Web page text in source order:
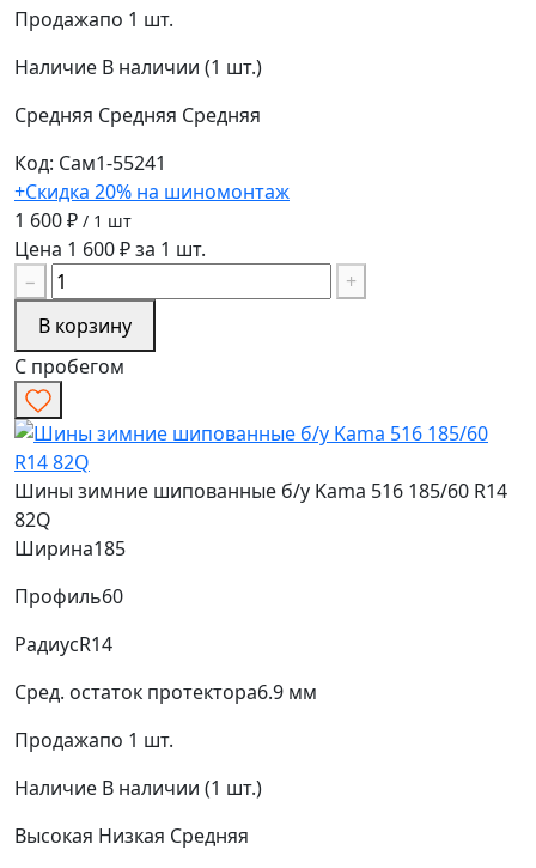
Продажапо 1 шт.
Наличие В наличии (1 шт.)
Средняя Средняя Средняя
Код: Сам1-55241
+Скидка 20% на шиномонтаж
1 600 ₽ / 1 шт
Цена 1 600 ₽ за 1 шт.
−
+
В корзину
С пробегом
Шины зимние шипованные б/у Kama 516 185/60 R14
82Q
Ширина185
Профиль60
РадиусR14
Сред. остаток протектора6.9 мм
Продажапо 1 шт.
Наличие В наличии (1 шт.)
Высокая Низкая Средняя